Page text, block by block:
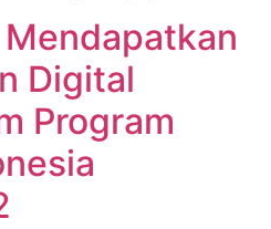
Digital
Program